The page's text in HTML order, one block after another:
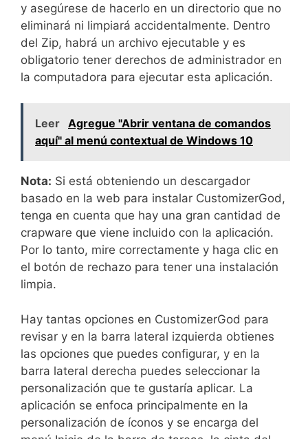
y asegúrese de hacerlo en un directorio que no
eliminará ni limpiará accidentalmente. Dentro
del Zip, habrá un archivo ejecutable y es
obligatorio tener derechos de administrador en
la computadora para ejecutar esta aplicación.
Leer Agregue "Abrir ventana de comandos
aquí" al menú contextual de Windows 10
Nota: Si está obteniendo un descargador
basado en la web para instalar CustomizerGod,
tenga en cuenta que hay una gran cantidad de
crapware que viene incluido con la aplicación.
Por lo tanto, mire correctamente y haga clic en
el botón de rechazo para tener una instalación
limpia.
Hay tantas opciones en CustomizerGod para
revisar y en la barra lateral izquierda obtienes
las opciones que puedes configurar, y en la
barra lateral derecha puedes seleccionar la
personalización que te gustaría aplicar. La
aplicación se enfoca principalmente en la
personalización de íconos y se encarga del